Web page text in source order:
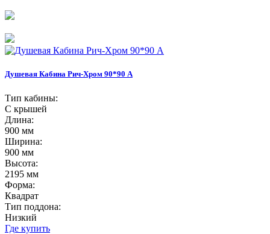
Душевая Кабина Рич-Хром 90*90 А
Тип кабины:
С крышей
Длина:
900 мм
Ширина:
900 мм
Высота:
2195 мм
Форма:
Квадрат
Тип поддона:
Низкий
Где купить